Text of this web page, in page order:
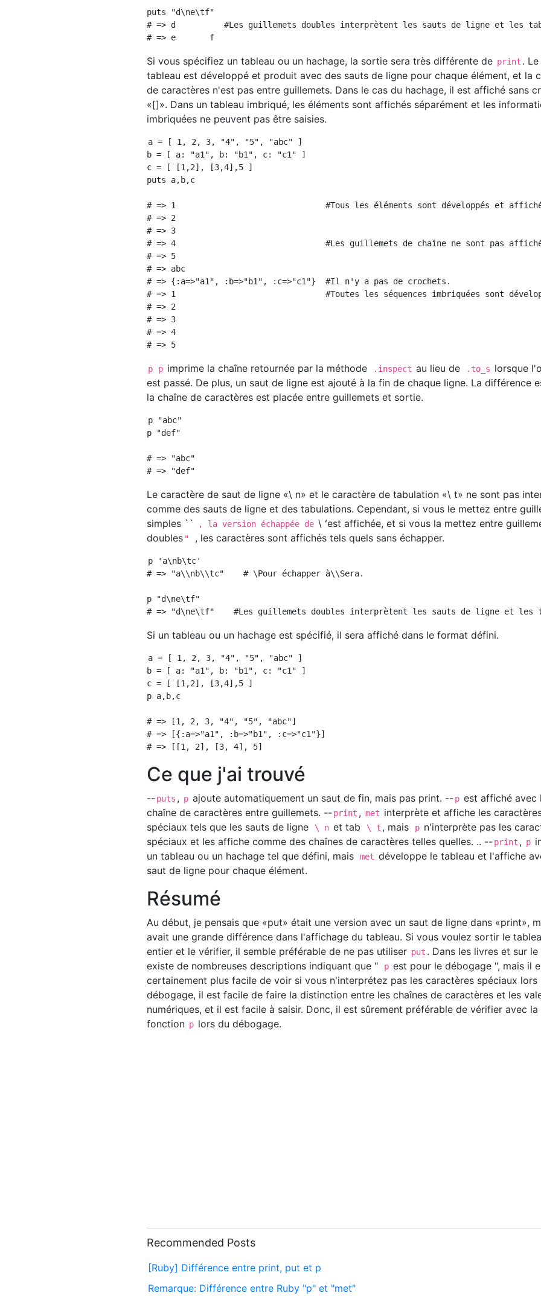
puts "d\ne\tf"
# => d          #Les guillemets doubles interprètent les sauts de ligne et les
Si vous spécifiez un tableau ou un hachage, la sortie sera très différente de print . Le
tableau est développé et produit avec des sauts de ligne pour chaque élément, et la
de caractères n'est pas entre guillemets. Dans le cas du hachage, il est affiché sans
«[]». Dans un tableau imbriqué, les éléments sont affichés séparément et les
imbriquées ne peuvent pas être saisies.
a = [ 1, 2, 3, "4", "5", "abc" ]
b = [ a: "a1", b: "b1", c: "c1" ]
c = [ [1,2], [3,4],5 ]
puts a,b,c
# => 1                               #Tous les éléments sont développés et
# => 2
# => 3
# => 4                               #Les guillemets de chaîne ne sont pas
# => 5
# => abc
# => {:a=>"a1", :b=>"b1", :c=>"c1"}  #Il n'y a pas de crochets.
# => 1                               #Toutes les séquences imbriquées sont
# => 2
# => 3
# => 4
p p imprime la chaîne retournée par la méthode .inspect au lieu de .to_s lorsque
est passé. De plus, un saut de ligne est ajouté à la fin de chaque ligne. La différence
la chaîne de caractères est placée entre guillemets et sortie.
p "abc"
p "def"
# => "abc"
Le caractère de saut de ligne «\ n» et le caractère de tabulation «\ t» ne sont pas
comme des sauts de ligne et des tabulations. Cependant, si vous le mettez entre
simples ``
, la version échappée de \ ʻest affichée, et si vous la mettez entre
doubles " , les caractères sont affichés tels quels sans échapper.
p 'a\nb\tc'
# => "a\\nb\\tc"    # \Pour échapper à\\Sera.
p "d\ne\tf"
Si un tableau ou un hachage est spécifié, il sera affiché dans le format défini.
a = [ 1, 2, 3, "4", "5", "abc" ]
b = [ a: "a1", b: "b1", c: "c1" ]
c = [ [1,2], [3,4],5 ]
p a,b,c
# => [1, 2, 3, "4", "5", "abc"]
# => [{:a=>"a1", :b=>"b1", :c=>"c1"}]
Ce que j'ai trouvé
--puts , p ajoute automatiquement un saut de fin, mais pas print. --p est affiché avec
chaîne de caractères entre guillemets. --print , met interprète et affiche les
spéciaux tels que les sauts de ligne
\ n et tab \ t , mais p n'interprète pas les
spéciaux et les affiche comme des chaînes de caractères telles quelles. .. --print , p
un tableau ou un hachage tel que défini, mais
met développe le tableau et l'affiche
saut de ligne pour chaque élément.
Résumé
Au début, je pensais que «put» était une version avec un saut de ligne dans «print»,
avait une grande différence dans l'affichage du tableau. Si vous voulez sortir le
entier et le vérifier, il semble préférable de ne pas utiliser put . Dans les livres et sur le
existe de nombreuses descriptions indiquant que "
p est pour le débogage ", mais il
certainement plus facile de voir si vous n'interprétez pas les caractères spéciaux lors
débogage, il est facile de faire la distinction entre les chaînes de caractères et les
numériques, et il est facile à saisir. Donc, il est sûrement préférable de vérifier avec la
fonction p lors du débogage.
Recommended Posts
[Ruby] Différence entre print, put et p
Remarque: Différence entre Ruby "p" et "met"